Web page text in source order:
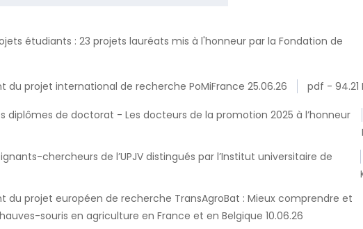
étudiants : 23 projets lauréats mis à l'honneur par la Fondation de
du projet international de recherche PoMiFrance 25.06.26 pdf - 94.21
diplômes de doctorat - Les docteurs de la promotion 2025 à l’honneur
chercheurs de l’UPJV distingués par l’Institut universitaire de
du projet européen de recherche TransAgroBat : Mieux comprendre et
souris en agriculture en France et en Belgique 10.06.26